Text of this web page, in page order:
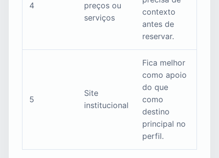
4
preços ou
serviços
contexto
antes de
reservar.
5
Site
institucional
Fica melhor
como apoio
do que
como
destino
principal no
perfil.